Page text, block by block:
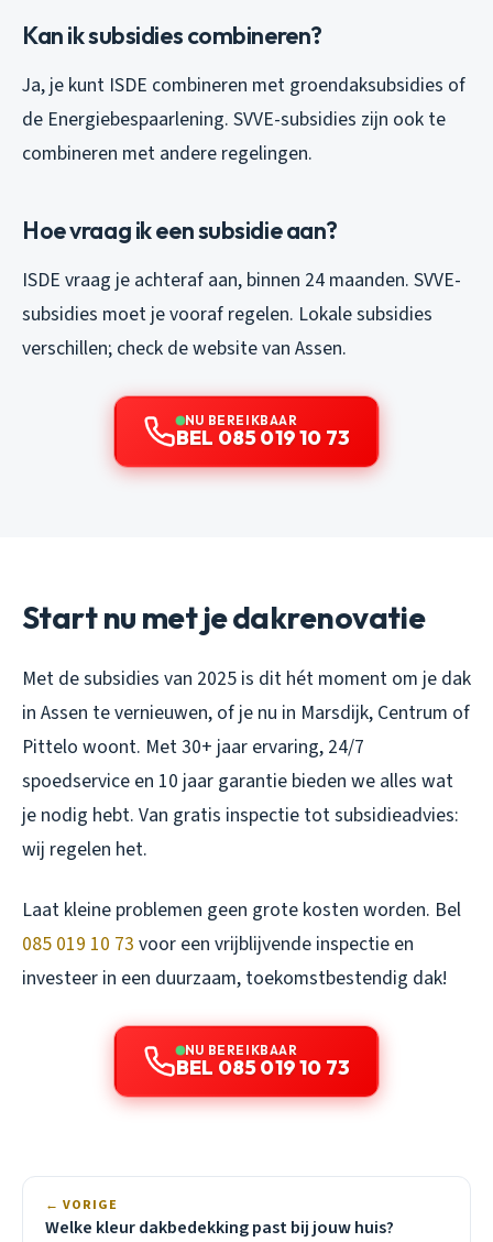
Kan ik subsidies combineren?
Ja, je kunt ISDE combineren met groendaksubsidies of
de Energiebespaarlening. SVVE-subsidies zijn ook te
combineren met andere regelingen.
Hoe vraag ik een subsidie aan?
ISDE vraag je achteraf aan, binnen 24 maanden. SVVE-
subsidies moet je vooraf regelen. Lokale subsidies
verschillen; check de website van Assen.
NU BEREIKBAAR
BEL 085 019 10 73
Start nu met je dakrenovatie
Met de subsidies van 2025 is dit hét moment om je dak
in Assen te vernieuwen, of je nu in Marsdijk, Centrum of
Pittelo woont. Met 30+ jaar ervaring, 24/7
spoedservice en 10 jaar garantie bieden we alles wat
je nodig hebt. Van gratis inspectie tot subsidieadvies:
wij regelen het.
Laat kleine problemen geen grote kosten worden. Bel
085 019 10 73 voor een vrijblijvende inspectie en
investeer in een duurzaam, toekomstbestendig dak!
NU BEREIKBAAR
BEL 085 019 10 73
← VORIGE
Welke kleur dakbedekking past bij jouw huis?